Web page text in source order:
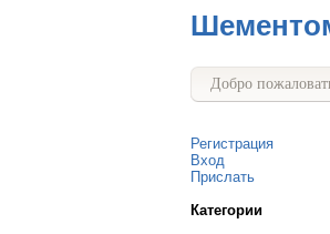
Добро
Регистрация
Вход
Прислать
Категории